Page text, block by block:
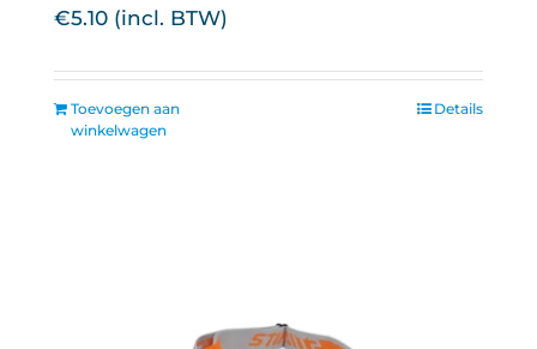
€5.10
Toevoegen aan
winkelwagen
Details